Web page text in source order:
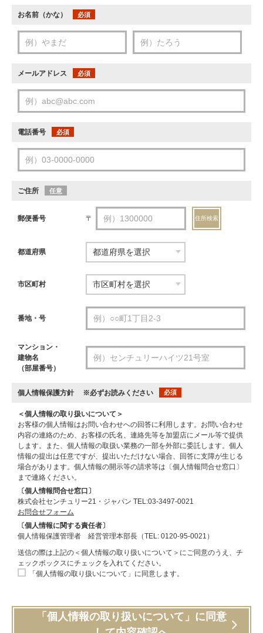
お名前（かな） 必須
メールアドレス 必須
電話番号 必須
ご住所 任意
郵便番号 〒 住所検索
都道府県
市区町村
番地・号
マンション・
建物名
（部屋番号）
個人情報保護方針 ※必ずお読みください 必須
＜個人情報の取り扱いについて＞
お客様の個人情報はお問い合わせへの回答に利用します。お問い合わせ
内容の連絡のため、お客様の氏名、連絡先等を加盟店にメール等で提供
します。また、個人情報の取扱い業務の一部を外部に委託します。個人
情報の提出は任意ですが、提出いただけない場合、回答に支障が生じる
場合があります。個人情報の開示等の請求等は〔個人情報問合せ窓口〕
まで連絡ください。
〔個人情報問合せ窓口〕
株式会社センチュリー21・ジャパン TEL:03-3497-0021
お問合せフォーム
〔個人情報に関する責任者〕
個人情報保護管理者 経営管理本部長（TEL: 0120-95-0021）
送信の際は上記の＜個人情報の取り扱いについて＞にご同意のうえ、チ
ェックボックスにチェックを入れてください。
「個人情報の取り扱いについて」に同意します。
「個人情報の取り扱いについて」に同意